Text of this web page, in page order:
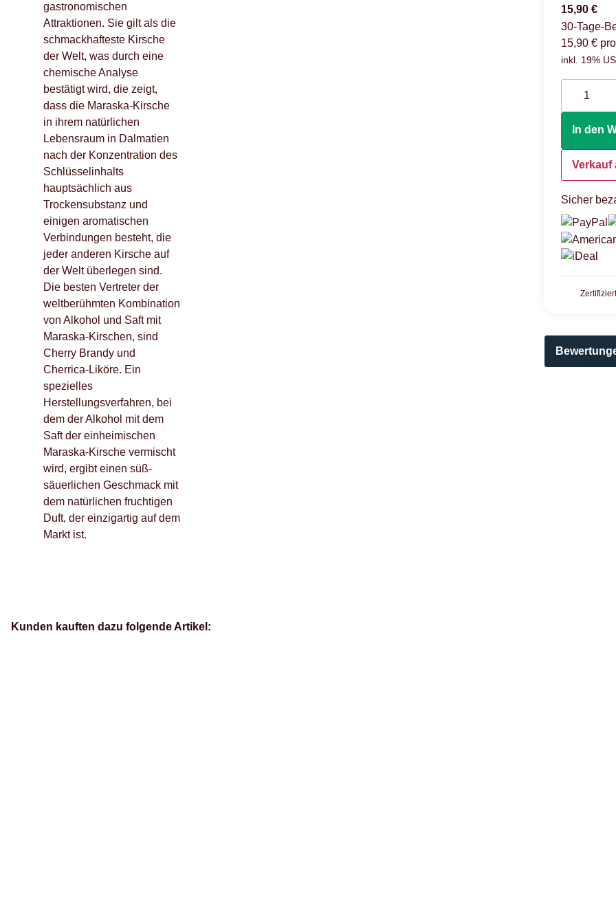
15,90 €
30-Tage-
15,90 € pro
inkl. 19%
In den
Verkauf
Sicher
gastronomischen
Attraktionen. Sie gilt als die
schmackhafteste Kirsche
der Welt, was durch eine
chemische Analyse
bestätigt wird, die zeigt,
dass die Maraska-Kirsche
in ihrem natürlichen
Lebensraum in Dalmatien
nach der Konzentration des
Schlüsselinhalts
hauptsächlich aus
Trockensubstanz und
einigen aromatischen
Verbindungen besteht, die
jeder anderen Kirsche auf
der Welt überlegen sind.
Die besten Vertreter der
weltberühmten Kombination
von Alkohol und Saft mit
Maraska-Kirschen, sind
Cherry Brandy und
Cherrica-Liköre. Ein
spezielles
Herstellungsverfahren, bei
dem der Alkohol mit dem
Saft der einheimischen
Maraska-Kirsche vermischt
wird, ergibt einen süß-
säuerlichen Geschmack mit
dem natürlichen fruchtigen
Duft, der einzigartig auf dem
Markt ist.
Kunden kauften dazu folgende Artikel: